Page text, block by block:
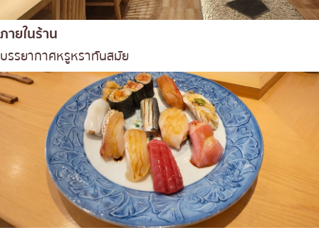
ภายในร้าน
บรรยากาศหรูหราทันสมัย